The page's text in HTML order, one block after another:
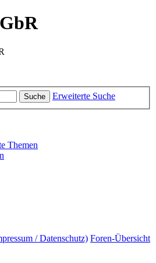
Suche Erweiterte Suche
Themen
/ Datenschutz) Foren-Übersicht